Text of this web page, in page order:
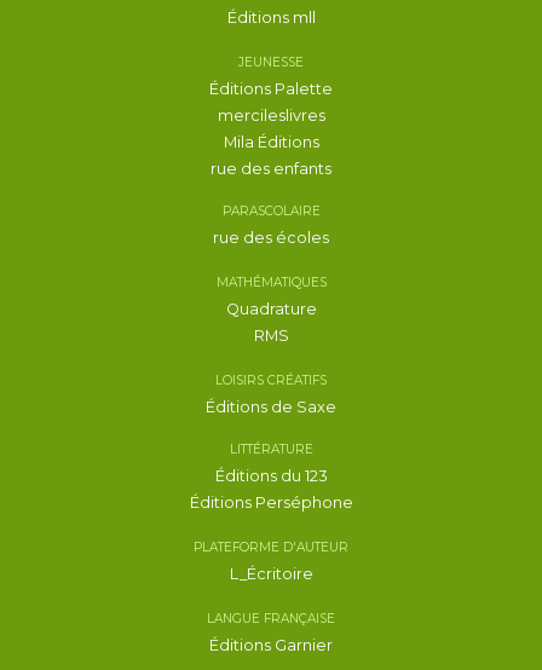
Éditions mll
JEUNESSE
Éditions Palette
mercileslivres
Mila Éditions
rue des enfants
PARASCOLAIRE
rue des écoles
MATHÉMATIQUES
Quadrature
RMS
LOISIRS CRÉATIFS
Éditions de Saxe
LITTÉRATURE
Éditions du 123
Éditions Perséphone
PLATEFORME D'AUTEUR
L_Écritoire
LANGUE FRANÇAISE
Éditions Garnier